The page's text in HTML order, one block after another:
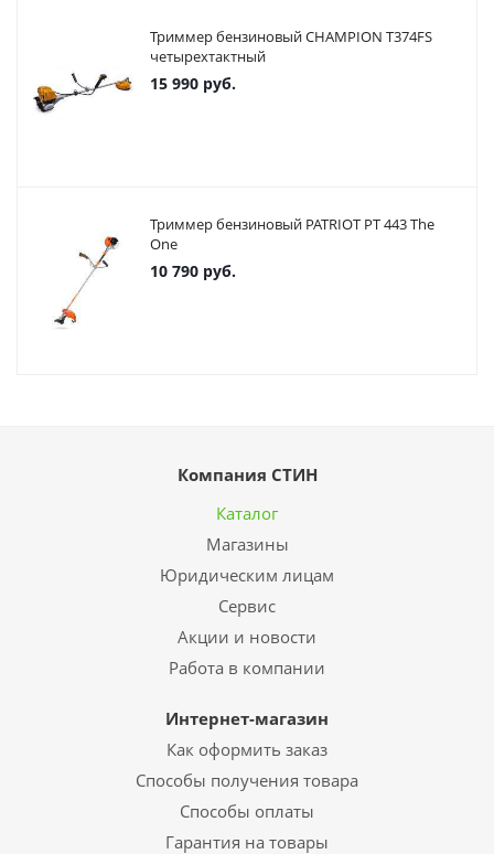
Триммер бензиновый CHAMPION T374FS
четырехтактный
15 990 руб.
Триммер бензиновый PATRIOT PT 443 The
One
10 790 руб.
Компания СТИН
Каталог
Магазины
Юридическим лицам
Сервис
Акции и новости
Работа в компании
Интернет-магазин
Как оформить заказ
Способы получения товара
Способы оплаты
Гарантия на товары